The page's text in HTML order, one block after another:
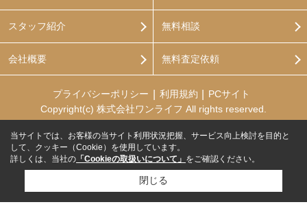
スタッフ紹介
会社概要
無料相談
無料査定依頼
プライバシーポリシー 利用規約
PCサイト
Copyright(c) 株式会社ワンライフ All rights reserved.
当サイトでは、お客様の当サイト利用状況把握、サービス向上検討を目的と
して、クッキー（Cookie）を使用しています。
詳しくは、当社の 「Cookieの取扱いについて」 をご確認ください。
閉じる